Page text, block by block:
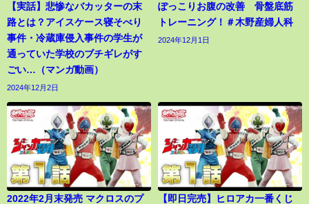
【実話】悲惨なバカッターの末
路とは？アイスケース寝そべり
事件・冷蔵庫侵入事件の学生が
通っていた学校のブチギレがす
ごい…（マンガ動画）
2024年12月2日
ぽっこりお腹の改善 骨盤底筋
トレーニング！＃木野産婦人科
2024年12月1日
2022年2月末発売 マクロスのプ
【即日完売】ヒロアカ一番くじ